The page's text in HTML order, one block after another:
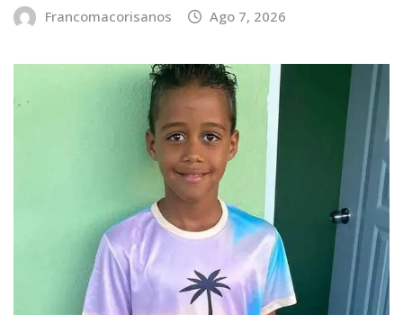
Francomacorisanos Ago 7, 2026